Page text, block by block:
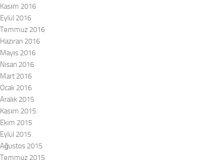
Kasım 2016
Eylül 2016
Temmuz 2016
Haziran 2016
Mayıs 2016
Nisan 2016
Mart 2016
Ocak 2016
Aralık 2015
Kasım 2015
Ekim 2015
Eylül 2015
Ağustos 2015
Temmuz 2015